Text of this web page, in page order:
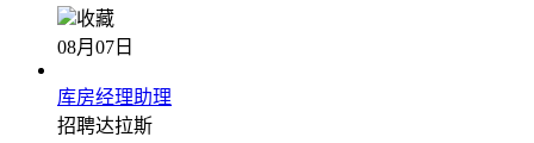
收藏
08月07日
库房经理助理
招聘达拉斯